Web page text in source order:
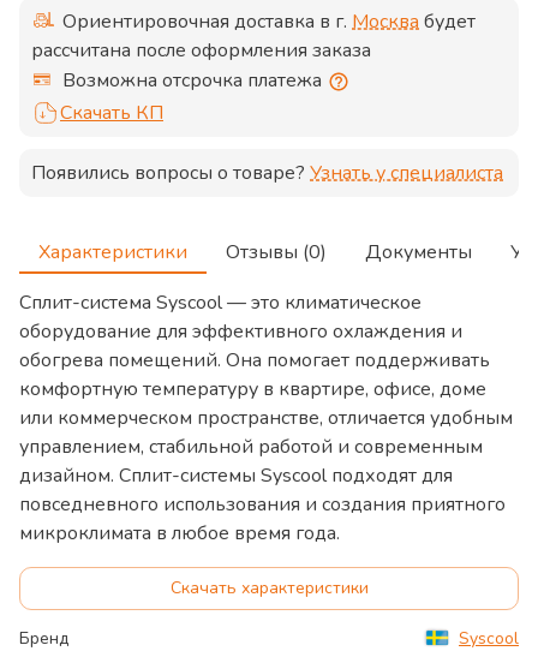
Ориентировочная доставка в г. Москвабудет
рассчитана после оформления заказа
Возможна отсрочка платежа
Скачать КП
Появились вопросы о товаре? Узнать у специалиста
Характеристики Отзывы (0) Документы
Сплит-система Syscool — это климатическое
оборудование для эффективного охлаждения и
обогрева помещений. Она помогает поддерживать
комфортную температуру в квартире, офисе, доме
или коммерческом пространстве, отличается удобным
управлением, стабильной работой и современным
дизайном. Сплит-системы Syscool подходят для
повседневного использования и создания приятного
микроклимата в любое время года.
Скачать характеристики
Бренд Syscool